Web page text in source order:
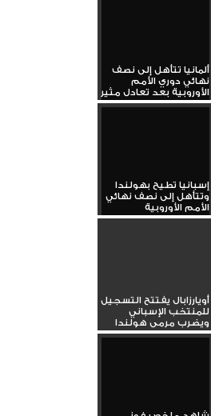
ألمانيا تتأهل إلى نصف
نهائي دوري الأمم
الأوروبية بعد تعادل مثير
مع...
إسبانيا تطيح بهولندا
وتتأهل إلى نصف نهائي
الأمم الأوروبية
أويارزابال يفتتح التسجيل
للمنتخب الإسباني
ويضرب مرمى هولندا